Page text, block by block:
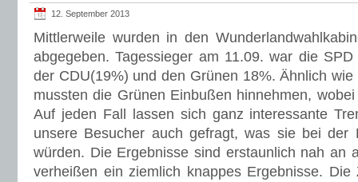
12. September 2013
Mittlerweile wurden in den
abgegeben. Tagessieger am 11.09. war die
der CDU(19%) und den Grünen 18%. Ähnlich
mussten die Grünen Einbußen hinnehmen,
Auf jeden Fall lassen sich ganz interessante
unsere Besucher auch gefragt, was sie bei der
würden. Die Ergebnisse sind erstaunlich nah an
verheißen ein ziemlich knappes Ergebnisse.